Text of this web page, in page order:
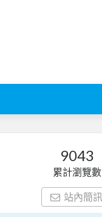
9043
累計瀏覽數
站內簡訊